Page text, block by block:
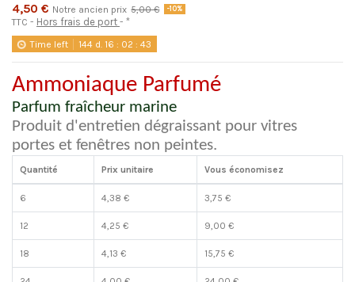
4,50 € Notre ancien prix 5,00 € -10%
TTC Hors frais de port *
Time left 144 d. 16 : 02 :42
Ammoniaque Parfumé
Parfum fraîcheur marine
Produit d'entretien dégraissant pour vitres
portes et fenêtres non peintes.
Quantité Prix unitaire Vous économisez
6 4,38 € 3,75 €
12 4,25 € 9,00 €
18 4,13 € 15,75 €